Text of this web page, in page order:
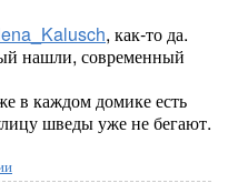
, как-то да.
нашли, современный
в каждом домике есть
шведы уже не бегают.